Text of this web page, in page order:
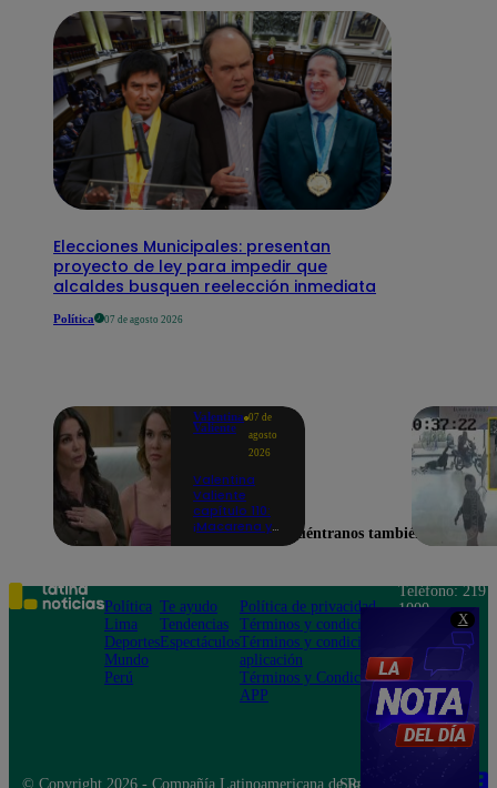
X
Elecciones Municipales: presentan
proyecto de ley para impedir que
alcaldes busquen reelección inmediata
Política 07 de agosto 2026
Valentina
Valiente
07 de
agosto
2026
Valentina
Valiente
capítulo 110:
¡Macarena ya
extorsión
contra Frida y
Rodrigo!
Encuéntranos también en
Política
Lima
Deportes
Mundo
Perú
Te ayudo
Tendencias
Espectáculos
Política de privacidad
Términos y condiciones
Términos y condiciones
aplicación
Términos y Condiciones
APP
Teléfono: 219
1000
Felipe 968
Jesús María
© Copyright 2026 - Compañía Latinoamericana de Radio Difusión S.A.
Síguenos